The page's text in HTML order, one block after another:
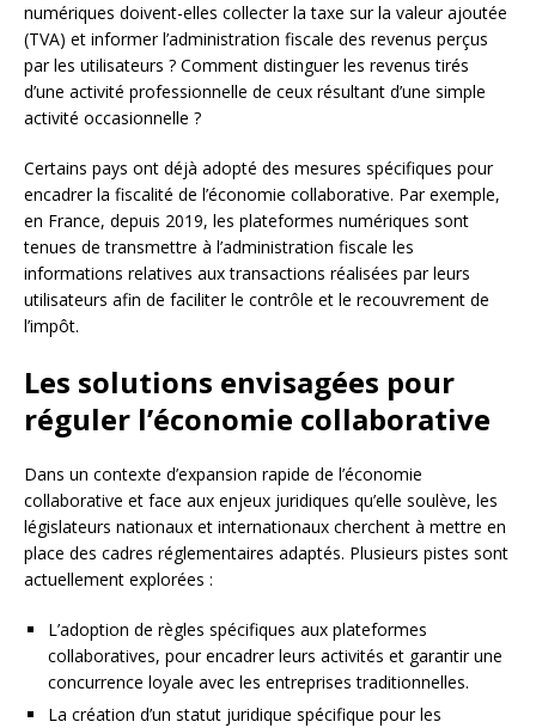
numériques doivent-elles collecter la taxe sur la valeur ajoutée
(TVA) et informer l’administration fiscale des revenus perçus
par les utilisateurs ? Comment distinguer les revenus tirés
d’une activité professionnelle de ceux résultant d’une simple
activité occasionnelle ?
Certains pays ont déjà adopté des mesures spécifiques pour
encadrer la fiscalité de l’économie collaborative. Par exemple,
en France, depuis 2019, les plateformes numériques sont
tenues de transmettre à l’administration fiscale les
informations relatives aux transactions réalisées par leurs
utilisateurs afin de faciliter le contrôle et le recouvrement de
l’impôt.
Les solutions envisagées pour
réguler l’économie collaborative
Dans un contexte d’expansion rapide de l’économie
collaborative et face aux enjeux juridiques qu’elle soulève, les
législateurs nationaux et internationaux cherchent à mettre en
place des cadres réglementaires adaptés. Plusieurs pistes sont
actuellement explorées :
L’adoption de règles spécifiques aux plateformes
collaboratives, pour encadrer leurs activités et garantir une
concurrence loyale avec les entreprises traditionnelles.
La création d’un statut juridique spécifique pour les